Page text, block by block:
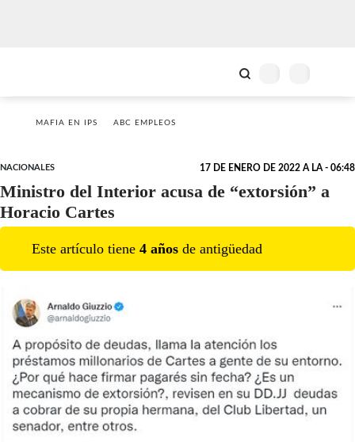
MAFIA EN IPS ABC EMPLEOS
NACIONALES 17 DE ENERO DE 2022 A LA - 06:48
Ministro del Interior acusa de “extorsión” a
Horacio Cartes
Este artículo tiene 4 años de antigüedad